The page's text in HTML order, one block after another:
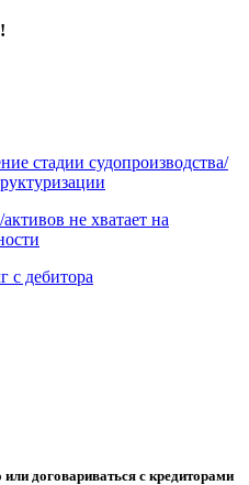
!
стадии судопроизводства/
не хватает на
с дебитора
договариваться с кредиторами